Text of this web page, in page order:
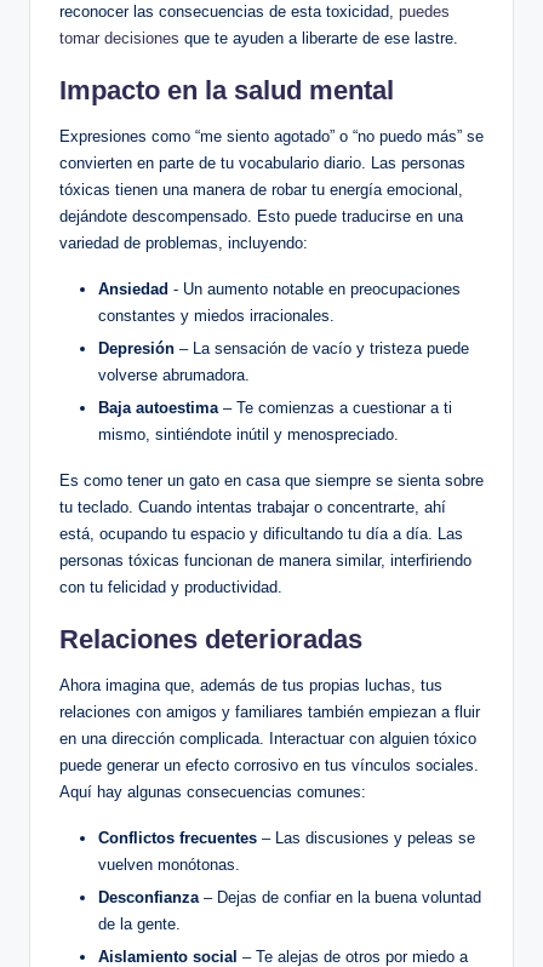
reconocer las consecuencias ⁢de esta toxicidad, puedes
tomar decisiones que‌ te ayuden a liberarte ⁢de ese⁣ lastre.
Impacto en la ‍salud mental
Expresiones como “me siento agotado” o “no puedo más”‍ se
⁢convierten en parte de tu vocabulario diario. ​Las personas
tóxicas tienen una‍ manera de robar tu energía emocional,
dejándote​ descompensado. Esto puede traducirse en una
variedad de problemas, incluyendo:
Ansiedad ‌- ⁣Un aumento notable ​en preocupaciones
constantes y⁢ miedos irracionales.
Depresión – ⁤La‍ sensación de vacío ‍y tristeza puede
volverse abrumadora.
Baja autoestima – Te comienzas a cuestionar a ti ​
mismo, sintiéndote inútil y menospreciado.
Es⁤ como tener⁣ un gato en ‍casa ⁢que ‌siempre se sienta sobre
tu teclado. ⁤Cuando intentas trabajar o concentrarte, ahí
está,​ ocupando tu espacio y⁢ dificultando⁤ tu ​día a día. Las
personas tóxicas funcionan de manera similar, ‌interfiriendo
con tu⁢ felicidad y productividad.
Relaciones deterioradas
Ahora imagina que, además⁢ de ​tus propias ⁣luchas, tus
⁣relaciones con amigos y familiares también empiezan a fluir
‍en una ⁤dirección complicada. ‌Interactuar con alguien⁢ tóxico
‌puede generar un efecto corrosivo⁢ en tus vínculos sociales.
Aquí ⁣hay algunas consecuencias comunes:
Conflictos frecuentes – Las discusiones y ‌peleas se
vuelven monótonas.
Desconfianza – Dejas de confiar en la buena ​voluntad⁣
de la gente.
Aislamiento⁤ social – Te alejas de ‌otros por miedo a⁤